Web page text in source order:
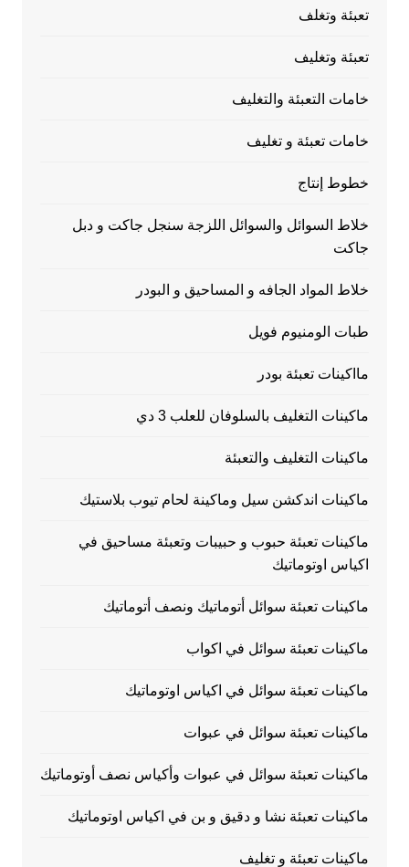
تعبئة وتغلف
تعبئة وتغليف
خامات التعبئة والتغليف
خامات تعبئة و تغليف
خطوط إنتاج
خلاط السوائل والسوائل اللزجة سنجل جاكت و دبل
جاكت
خلاط المواد الجافه و المساحيق و البودر
طبات الومنيوم فويل
مااكينات تعبئة بودر
ماكينات التغليف بالسلوفان للعلب 3 دي
ماكينات التغليف والتعبئة
ماكينات اندكشن سيل وماكينة لحام تيوب بلاستيك
ماكينات تعبئة حبوب و حبيبات وتعبئة مساحيق في
اكياس اوتوماتيك
ماكينات تعبئة سوائل أتوماتيك ونصف أتوماتيك
ماكينات تعبئة سوائل في اكواب
ماكينات تعبئة سوائل في اكياس اوتوماتيك
ماكينات تعبئة سوائل في عبوات
ماكينات تعبئة سوائل في عبوات وأكياس نصف أوتوماتيك
ماكينات تعبئة نشا و دقيق و بن في اكياس اوتوماتيك
ماكينات تعبئة و تغليف